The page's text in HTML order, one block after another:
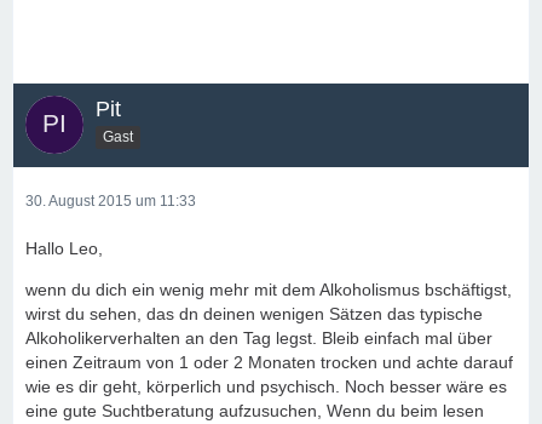
Pit
Gast
30. August 2015 um 11:33
Hallo Leo,
wenn du dich ein wenig mehr mit dem Alkoholismus bschäftigst,
wirst du sehen, das dn deinen wenigen Sätzen das typische
Alkoholikerverhalten an den Tag legst. Bleib einfach mal über
einen Zeitraum von 1 oder 2 Monaten trocken und achte darauf
wie es dir geht, körperlich und psychisch. Noch besser wäre es
eine gute Suchtberatung aufzusuchen, Wenn du beim lesen